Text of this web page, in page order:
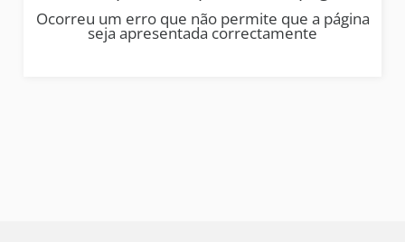
Ocorreu um erro que não permite que a página
seja apresentada correctamente